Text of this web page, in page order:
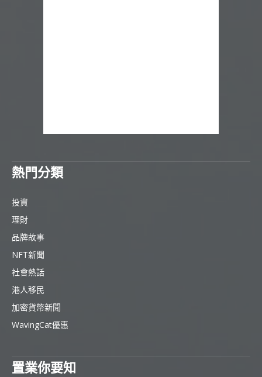
熱門分類
投資
理財
品牌故事
NFT新聞
社會熱話
港人移民
加密貨幣新聞
WavingCat優惠
置業你要知